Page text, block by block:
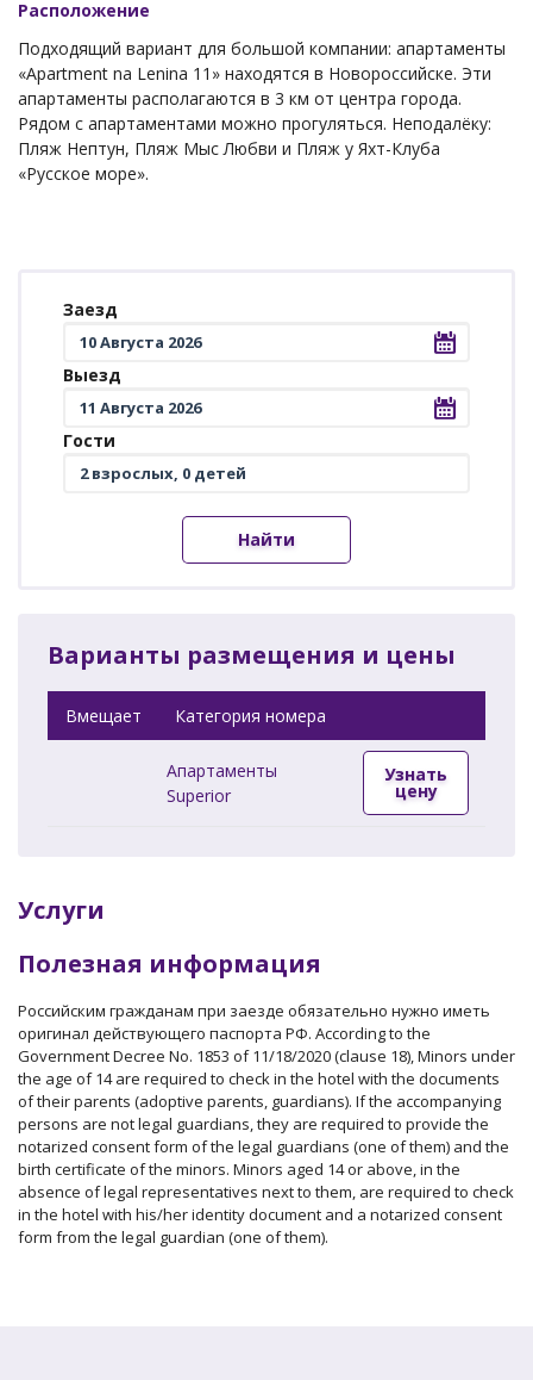
Расположение
Подходящий вариант для большой компании: апартаменты
«Apartment na Lenina 11» находятся в Новороссийске. Эти
апартаменты располагаются в 3 км от центра города.
Рядом с апартаментами можно прогуляться. Неподалёку:
Пляж Нептун, Пляж Мыс Любви и Пляж у Яхт-Клуба
«Русское море».
Заезд
Выезд
Гости
Найти
Варианты размещения и цены
Вмещает Категория номера
Апартаменты
Superior
Узнать
цену
Услуги
Полезная информация
Российским гражданам при заезде обязательно нужно иметь
оригинал действующего паспорта РФ. According to the
Government Decree No. 1853 of 11/18/2020 (clause 18), Minors under
the age of 14 are required to check in the hotel with the documents
of their parents (adoptive parents, guardians). If the accompanying
persons are not legal guardians, they are required to provide the
notarized consent form of the legal guardians (one of them) and the
birth certificate of the minors. Minors aged 14 or above, in the
absence of legal representatives next to them, are required to check
in the hotel with his/her identity document and a notarized consent
form from the legal guardian (one of them).